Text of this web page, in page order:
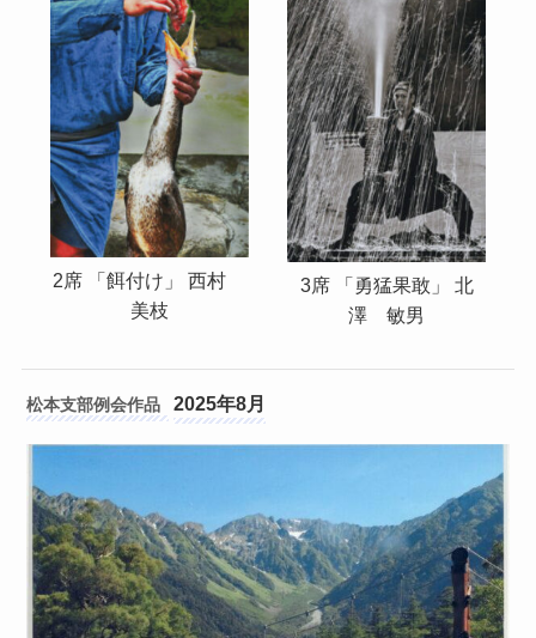
2席 「餌付け」 西村
美枝
3席 「勇猛果敢」 北
澤 敏男
松本支部 2025年8月